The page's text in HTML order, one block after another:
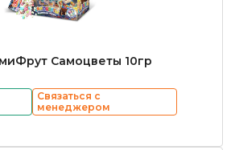
Самоцветы 10гр
Связаться с
менеджером